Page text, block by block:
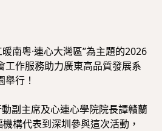
南粵·連心大灣區”為主題的2026
工作服務助力廣東高品質發展系
行！
副主席及心連心學院院長譚贛蘭
構代表到深圳參與這次活動，